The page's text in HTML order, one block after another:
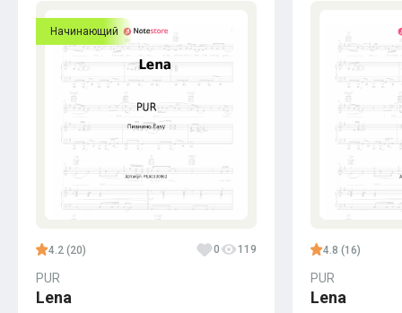
Начинающий
4.2 (20) 0 119
PUR
Lena
4.8 (16)
PUR
Lena